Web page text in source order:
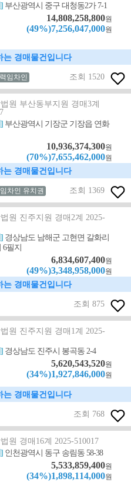
부산광역시 중구 대청동2가 7-1
14,808,258,800원
(49%)7,256,047,000원
는 경매물건입니다
임차인 조회 1520
원 부산동부지원 경매3계
부산광역시 기장군 기장읍 연화
10,936,374,300원
(70%)7,655,462,000원
는 경매물건입니다
차인 유치권 조회 1369
원 진주지원 경매2계 2025-
경상남도 남해군 고현면 갈화리
6필지
6,834,607,400원
(49%)3,348,958,000원
는 경매물건입니다
조회 875
원 진주지원 경매1계 2025-
경상남도 진주시 봉곡동 2-4
5,620,543,520원
(34%)1,927,846,000원
는 경매물건입니다
조회 768
원 경매16계 2025-510017
인천광역시 동구 송림동 58-38
5,533,859,400원
(34%)1,898,114,000원